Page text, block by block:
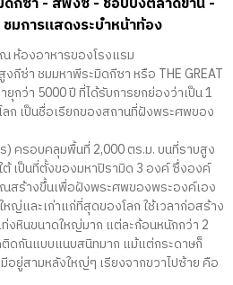
มการแสดงระบำหน้าท้อง
ห้องอาหารของโรงแรม
กีซ่า ชมมหาพีระมิดกีซา หรือ THE GREAT
ยุกว่า 5000 ปี ที่ได้รับการยกย่องว่าเป็น 1
ก เป็นชื่อเรียกของสถานที่ฝังพระศพของ
) ครอบคลุมพื้นที่ 2,000 ตร.ม. บนที่ราบสูง
เป็นที่ตั้งของมหาปิรามิด 3 องค์ ซึ่งองค์
สร้างขึ้นเพื่อฝังพระศพของพระองค์เอง
ญ่และเก่าแก่ที่สุดของโลก ใช้เวลาก่อสร้าง
งหินขนาดใหญ่มาก แต่ละก้อนหนักกว่า 2
ดกันแบบแนบสนิทมาก แม้แต่กระดาษก็
ยู่สามหลังใหญ่ๆ เรียงจากขวาไปซ้าย คือ